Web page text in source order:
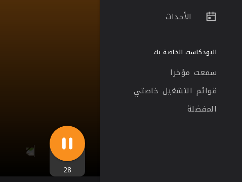
الأحداث
البودكاست الخاصة بك
سمعت مؤخرا
قوائم التشغيل خاصتي
المفضلة
28